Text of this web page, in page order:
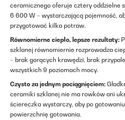
ceramicznego oferuje cztery oddzielne
6 600 W – wystarczającą pojemność,
przygotować kilka potraw.
Równomierne ciepło, lepsze rezultaty:
szklanej równomiernie rozprowadza
– brak gorących krawędzi, brak
wszystkich 9 poziomach mocy.
Czysto za jednym pociągnięciem:
ceramiki szklanej nie ma rowków ani
ściereczka wystarczy, aby po
powierzchnię gotowania.